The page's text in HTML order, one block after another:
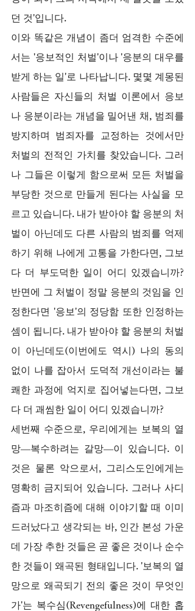
던 것'입니다.
이와 똑같은 개념이 좀더 엄격한 수준에
서는 '응보적인 처벌'이나 '응분의 대우를
받게 하는 일'로 나타납니다. 몇몇 계몽된
사람들은 자신들의 처벌 이론에서 응보
나 응분이라는 개념을 밀어낸 채, 범죄를
방지하며 범죄자를 교정하는 것에서만
처벌의 전적인 가치를 찾았습니다. 그러
나 그들은 이렇게 함으로써 모든 처벌을
부당한 것으로 만들게 된다는 사실을 모
르고 있습니다. 내가 받아야 할 응분의 처
벌이 아닌데도 다른 사람의 범죄를 억제
하기 위해 나에게 고통을 가한다면, 그보
다 더 부도덕한 일이 어디 있겠습니까?
반면에 그 처벌이 정말 응분의 것임을 인
정한다면 '응보'의 정당함 또한 인정하는
셈이 됩니다. 내가 받아야 할 응분의 처벌
이 아닌데도(이번에도 역시) 나의 동의
없이 나를 잡아서 도덕적 개선이라는 불
쾌한 과정에 억지로 집어넣는다면, 그보
다 더 괘씸한 일이 어디 있겠습니까?
세번째 수준으로, 우리에게는 보복의 열
망—복수하려는 갈망—이 있습니다. 이
것은 물론 악으로서, 그리스도인에게는
명확히 금지되어 있습니다. 그러나 사디
즘과 마조히즘에 대해 이야기할 때 이미
드러났다고 생각되는 바, 인간 본성 가운
데 가장 추한 것들은 곧 좋은 것이나 순수
한 것들이 왜곡된 형태입니다. '보복의 열
망으로 왜곡되기 전의 좋은 것이 무엇인
가'는 복수심(Revengefulness)에 대한 홉